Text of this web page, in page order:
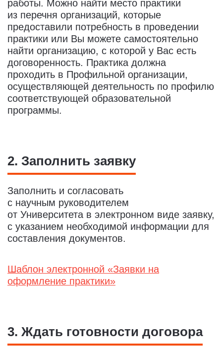
работы. Можно найти место практики
из перечня организаций, которые
предоставили потребность в проведении
практики или Вы можете самостоятельно
найти организацию, с которой у Вас есть
договоренность. Практика должна
проходить в Профильной организации,
осуществляющей деятельность по профилю
соответствующей образовательной
программы.
2. Заполнить заявку
Заполнить и согласовать
с научным руководителем
от Университета в электронном виде заявку,
с указанием необходимой информации для
составления документов.
Шаблон электронной «Заявки на
оформление практики»
3. Ждать готовности договора